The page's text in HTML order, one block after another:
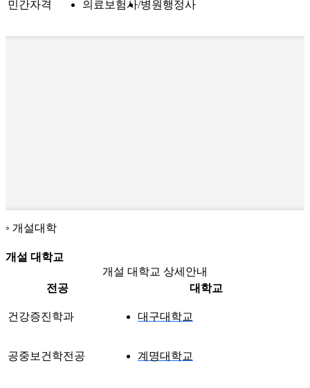
민간자격 의료보험사 병원행정사
개설대학
개설 대학교
개설 대학교 상세안내
전공
대학교
건강증진학과 대구대학교
공중보건학전공 계명대학교